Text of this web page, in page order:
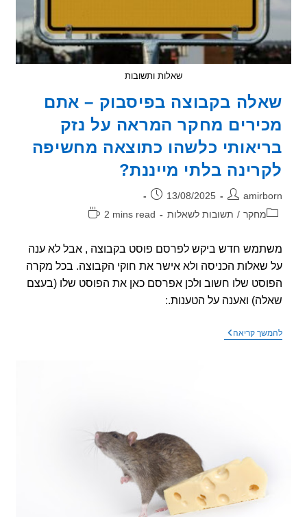
שאלות ותשובות
בקבוצה בפיסבוק – אתם
מחקר המראה על נזק
כלשהו כתוצאה מחשיפה
בלתי מייננת?
פורסם:
13/08/2025
/ תשובות לשאלות
זמן
2 mins read
חדש ביקש לפרסם פוסט בקבוצה , אבל לא ענה
שאלות הכניסה ולא אישר את חוקי הקבוצה. בכל מקרה
שלו חשוב ולכן אפרסם כאן את הפוסט שלו (בעצם
ואענה על הטענות.:
קריאהשאלה
כלשהו
כתוצאה
מחשיפה
לקרינה
בלתי